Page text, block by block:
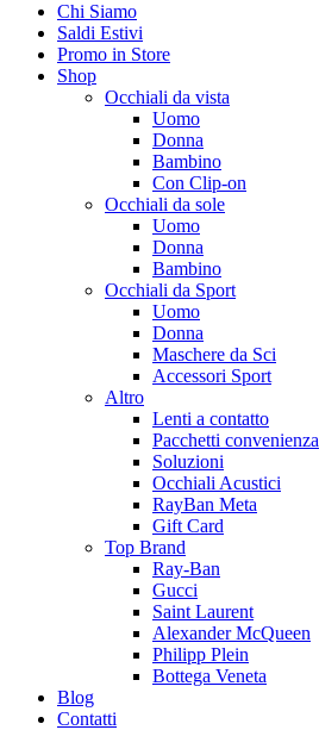
Chi Siamo
Saldi Estivi
Promo in Store
Shop
Occhiali da vista
Uomo
Donna
Bambino
Con Clip-on
Occhiali da sole
Uomo
Donna
Bambino
Occhiali da Sport
Uomo
Donna
Maschere da Sci
Accessori Sport
Altro
Lenti a contatto
Pacchetti convenienza
Soluzioni
Occhiali Acustici
RayBan Meta
Gift Card
Top Brand
Ray-Ban
Gucci
Saint Laurent
Alexander McQueen
Philipp Plein
Bottega Veneta
Blog
Contatti